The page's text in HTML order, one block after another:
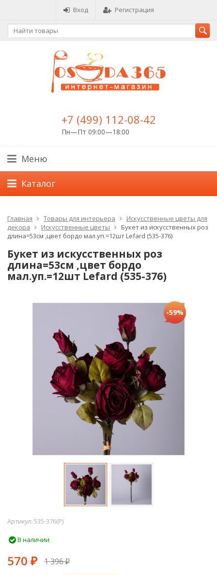
Вход Регистрация
+7 (499) 112-08-42
Пн—Пт 09:00—18:00
Меню
Каталог
Главная Товары для интерьера
Искусственные цветы для
декора
Искусственные цветы
Букет из искусственных роз
длина=53см ,цвет бордо мал.уп.=12шт Lefard (535-376)
Букет из искусственных роз
длина=53см ,цвет бордо
мал.уп.=12шт Lefard (535-376)
-59%
Артикул: 535-376(P)
В наличии
570 ₽ 1 396₽